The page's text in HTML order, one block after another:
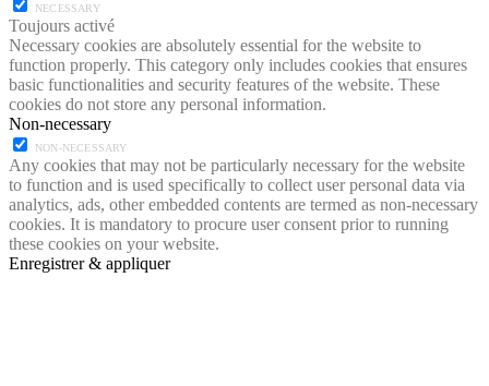
NECESSARY
Toujours activé
Necessary cookies are absolutely essential for the website to
function properly. This category only includes cookies that ensures
basic functionalities and security features of the website. These
cookies do not store any personal information.
Non-necessary
NON-NECESSARY
Any cookies that may not be particularly necessary for the website
to function and is used specifically to collect user personal data via
analytics, ads, other embedded contents are termed as non-necessary
cookies. It is mandatory to procure user consent prior to running
these cookies on your website.
Enregistrer & appliquer